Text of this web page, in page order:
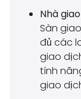
Nhà
Sàn
đủ các
giao
tính
giao